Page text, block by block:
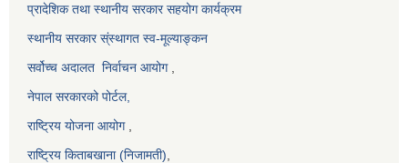
प्रादेशिक तथा स्थानीय सरकार सहयोग कार्यक्रम
स्थानीय सरकार स्ंस्थागत स्व-मूल्याङ्कन
सर्वोच्च अदालत निर्वाचन आयोग,
नेपाल सरकारको पोर्टल,
राष्ट्रिय योजना आयोग,
राष्ट्रिय किताबखाना (निजामती)